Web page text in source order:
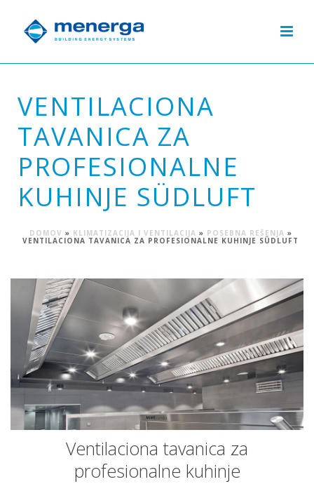
VENTILACIONA
TAVANICA ZA
PROFESIONALNE
KUHINJE SÜDLUFT
DOMOV » KLIMATIZACIJA I VENTILACIJA » POSEBNA REŠENJA »
VENTILACIONA TAVANICA ZA PROFESIONALNE KUHINJE SÜDLUFT
Ventilaciona tavanica za
profesionalne kuhinje